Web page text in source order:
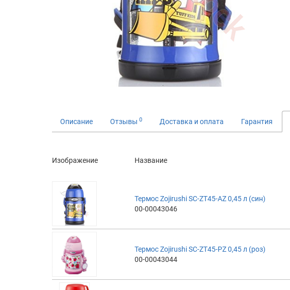
Описание Отзывы 0 Доставка и оплата Гарантия
Изображение Название
Термос Zojirushi SC-ZT45-AZ 0,45 л (син)
00-00043046
Термос Zojirushi SC-ZT45-PZ 0,45 л (роз)
00-00043044